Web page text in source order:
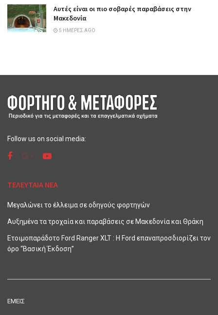
Αυτές είναι οι πιο σοβαρές παραβάσεις στην
Μακεδονία
5 ΗΜΈΡΕΣ AGO
Follow us on social media:
ΤΕΛΕΥΤΑΙΑ ΝΕΑ
Μεγαλώνει το έλλειμα σε οδηγούς φορτηγών
Αυξημένα τα τροχαία και παραβάσεις σε Μακεδονία και Θράκη
Ετοιμοπαράδοτο Ford Ranger XLT : Η Ford επαναπροσδιορίζει τον
όρο “Βασική Έκδοση”
ΕΜΕΙΣ